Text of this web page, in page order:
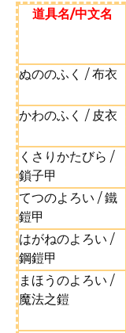
道具名/中文名
ぬののふく / 布衣
かわのふく / 皮衣
くさりかたびら /
鎖子甲
てつのよろい / 鐵
鎧甲
はがねのよろい /
鋼鎧甲
まほうのよろい /
魔法之鎧